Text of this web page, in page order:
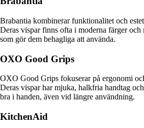
Brabantia kombinerar funktionalitet och
Deras vispar finns ofta i moderna färger och
som gör dem behagliga att använda.
OXO Good Grips
OXO Good Grips fokuserar på ergonomi
Deras vispar har mjuka, halkfria handtag
bra i handen, även vid längre användning.
KitchenAid